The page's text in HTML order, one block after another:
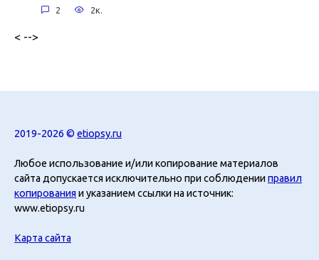
2 2к.
< -->
2019-2026 © etiopsy.ru
Любое использование и/или копирование материалов
сайта допускается исключительно при соблюденииправил
копирования и указанием ссылки на источник:
www.etiopsy.ru
Карта сайта